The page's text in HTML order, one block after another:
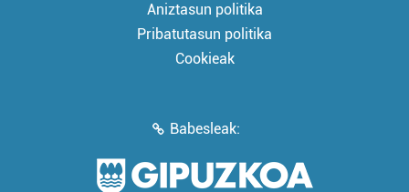
Aniztasun politika
Pribatutasun politika
Cookieak
Babesleak: